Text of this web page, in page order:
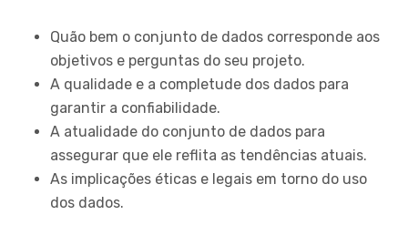
Quão bem o conjunto de dados corresponde aos
objetivos e perguntas do seu projeto.
A qualidade e a completude dos dados para
garantir a confiabilidade.
A atualidade do conjunto de dados para
assegurar que ele reflita as tendências atuais.
As implicações éticas e legais em torno do uso
dos dados.